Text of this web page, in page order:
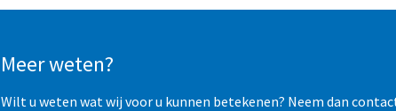
Meer weten?
Wilt u weten wat wij voor u kunnen betekenen? Neem dan